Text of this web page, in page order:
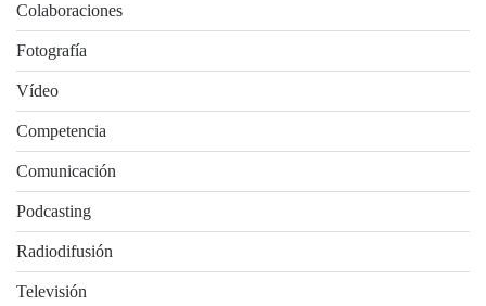
Colaboraciones
Fotografía
Vídeo
Competencia
Comunicación
Podcasting
Radiodifusión
Televisión